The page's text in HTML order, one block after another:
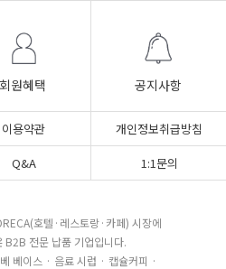
회원혜택 공지사항
이용약관
개인정보취급방침
Q&A 1:1문의
호텔·레스토랑·카페) 시장에
B2B 전문 납품 기업입니다.
베이스 · 음료 시럽 · 캡슐커피 ·